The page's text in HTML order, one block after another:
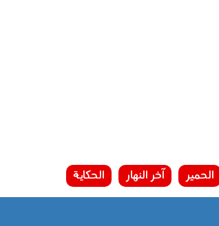
الحمير آخر النهار الحكاية